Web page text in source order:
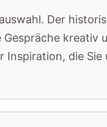
Der
kreativ
Inspiration, die Sie